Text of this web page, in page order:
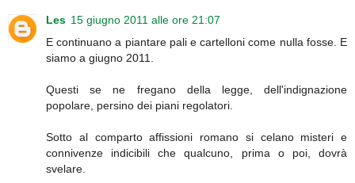
Les 15 giugno 2011 alle ore 21:07
E continuano a piantare pali e cartelloni come nulla fosse. E
siamo a giugno 2011.
Questi se ne fregano della legge, dell'indignazione
popolare, persino dei piani regolatori.
Sotto al comparto affissioni romano si celano misteri e
connivenze indicibili che qualcuno, prima o poi, dovrà
svelare.